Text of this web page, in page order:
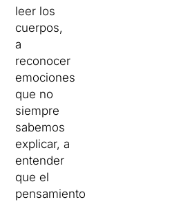
leer los
cuerpos,
a
reconocer
emociones
que no
siempre
sabemos
explicar, a
entender
que el
pensamiento